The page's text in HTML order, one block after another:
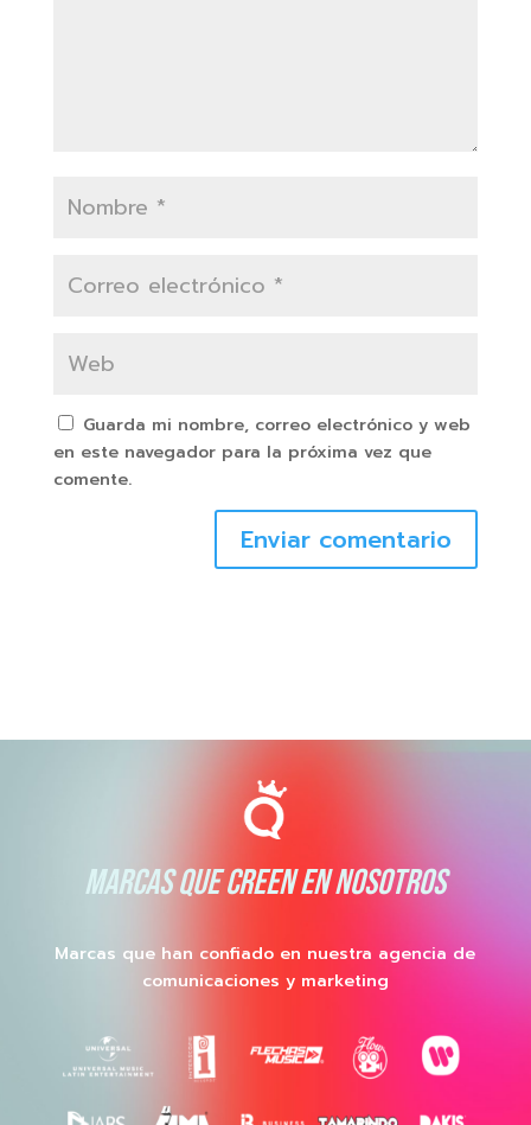
Guarda mi nombre, correo electrónico y web
en este navegador para la próxima vez que
comente.
Enviar comentario
MARCAS QUE CREEN EN NOSOTROS
Marcas que han confiado en nuestra agencia de
comunicaciones y marketing